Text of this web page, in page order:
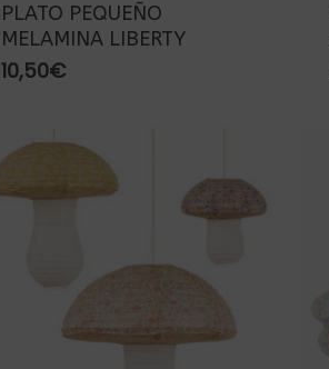
PLATO PEQUEÑO
MELAMINA LIBERTY
10,50€